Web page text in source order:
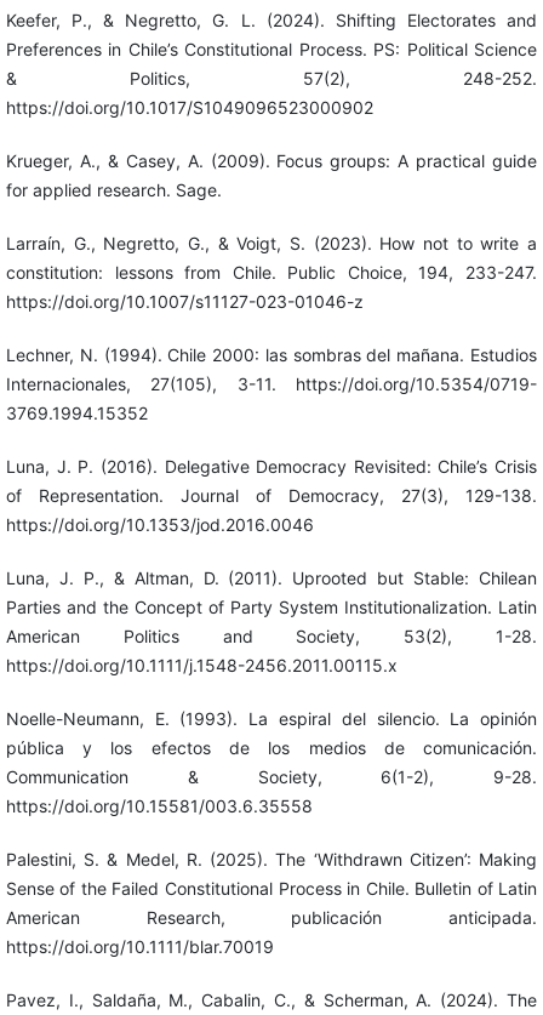
Keefer, P., & Negretto, G. L. (2024). Shifting Electorates and
Preferences in Chile’s Constitutional Process. PS: Political Science
& Politics, 57(2), 248-252.
https://doi.org/10.1017/S1049096523000902
Krueger, A., & Casey, A. (2009). Focus groups: A practical guide
for applied research. Sage.
Larraín, G., Negretto, G., & Voigt, S. (2023). How not to write a
constitution: lessons from Chile. Public Choice, 194, 233-247.
https://doi.org/10.1007/s11127-023-01046-z
Lechner, N. (1994). Chile 2000: las sombras del mañana. Estudios
Internacionales, 27(105), 3-11. https://doi.org/10.5354/0719-
3769.1994.15352
Luna, J. P. (2016). Delegative Democracy Revisited: Chile’s Crisis
of Representation. Journal of Democracy, 27(3), 129-138.
https://doi.org/10.1353/jod.2016.0046
Luna, J. P., & Altman, D. (2011). Uprooted but Stable: Chilean
Parties and the Concept of Party System Institutionalization. Latin
American Politics and Society, 53(2), 1-28.
https://doi.org/10.1111/j.1548-2456.2011.00115.x
Noelle-Neumann, E. (1993). La espiral del silencio. La opinión
pública y los efectos de los medios de comunicación.
Communication & Society, 6(1-2), 9-28.
https://doi.org/10.15581/003.6.35558
Palestini, S. & Medel, R. (2025). The ‘Withdrawn Citizen’: Making
Sense of the Failed Constitutional Process in Chile. Bulletin of Latin
American Research, publicación anticipada.
https://doi.org/10.1111/blar.70019
Pavez, I., Saldaña, M., Cabalin, C., & Scherman, A. (2024). The